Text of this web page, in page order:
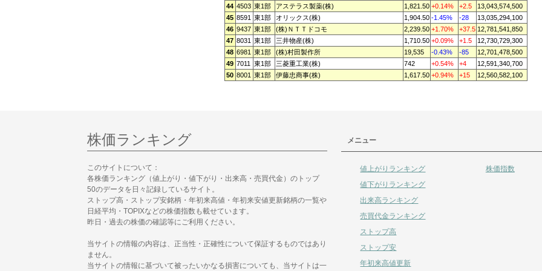
44 4503 東1部 アステラス製薬(株) 1,821.50 +0.14% +2.5
13,043,574,500
45 8591 東1部 オリックス(株) 1,904.50 -1.45% -28
13,035,294,100
46 9437 東1部 (株)ＮＴＴドコモ 2,239.50 +1.70% +37.5 12,781,541,850
47 8031 東1部 三井物産(株) 1,710.50 +0.09% +1.5
12,730,729,300
48 6981 東1部 (株)村田製作所 19,535 -0.43% -85
12,701,478,500
49 7011 東1部 三菱重工業(株) 742 +0.54% +4
12,591,340,700
50 8001 東1部 伊藤忠商事(株) 1,617.50 +0.94% +15 12,560,582,100
株価ランキング
このサイトについて：
各株価ランキング（値上がり・値下がり・出来高・売買代金）のトップ
50のデータを日々記録しているサイト。
ストップ高・ストップ安銘柄・年初来高値・年初来安値更新銘柄の一覧や
日経平均・TOPIXなどの株価指数も載せています。
昨日・過去の株価の確認等にご利用ください。
当サイトの情報の内容は、正当性・正確性について保証するものではあり
ません。
当サイトの情報に基づいて被ったいかなる損害についても、当サイトは一
メニュー
値上がりランキング
値下がりランキング
出来高ランキング
売買代金ランキング
ストップ高
ストップ安
年初来高値更新
株価指数